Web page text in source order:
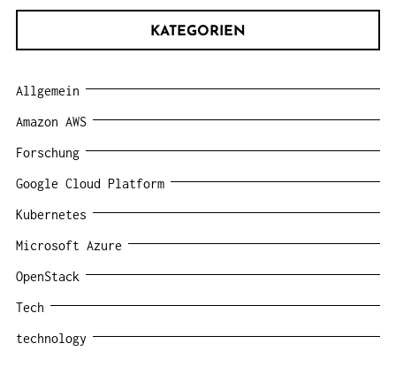
KATEGORIEN
Allgemein
Amazon AWS
Forschung
Google Cloud Platform
Kubernetes
Microsoft Azure
OpenStack
Tech
technology